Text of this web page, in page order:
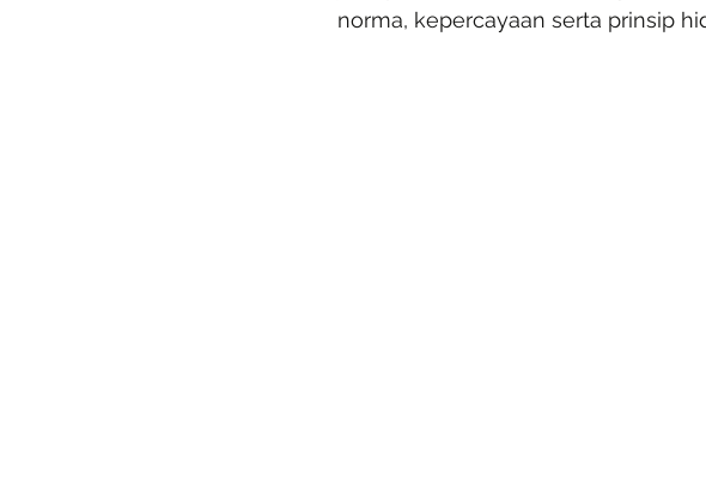
norma, kepercayaan serta prinsip